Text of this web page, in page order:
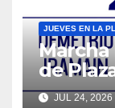
JUEVES EN LA
Marcha
de
JUL 24, 2026